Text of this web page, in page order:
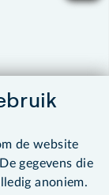
de website
gegevens die
anoniem.